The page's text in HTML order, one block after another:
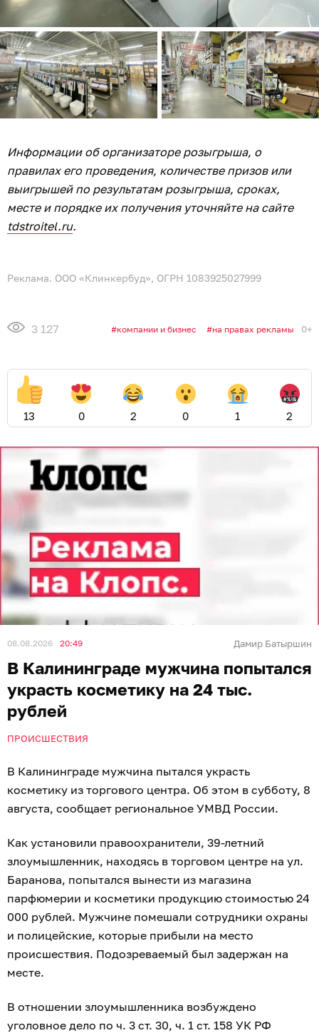
Информации об организаторе розыгрыша, о
правилах его проведения, количестве призов или
выигрышей по результатам розыгрыша, сроках,
месте и порядке их получения уточняйте на сайте
tdstroitel.ru.
Реклама. ООО «Клинкербуд», ОГРН 1083925027999
3 127 компании и бизнес на правах рекламы 0+
13 0 2 0 1 2
08.08.2026 20:49 Дамир Батыршин
В Калининграде мужчина попытался
украсть косметику на 24 тыс.
рублей
ПРОИСШЕСТВИЯ
В Калининграде мужчина пытался украсть
косметику из торгового центра. Об этом в субботу, 8
августа, сообщает региональное УМВД России.
Как установили правоохранители, 39-летний
злоумышленник, находясь в торговом центре на ул.
Баранова, попытался вынести из магазина
парфюмерии и косметики продукцию стоимостью 24
000 рублей. Мужчине помешали сотрудники охраны
и полицейские, которые прибыли на место
происшествия. Подозреваемый был задержан на
месте.
В отношении злоумышленника возбуждено
уголовное дело по ч. 3 ст. 30, ч. 1 ст. 158 УК РФ